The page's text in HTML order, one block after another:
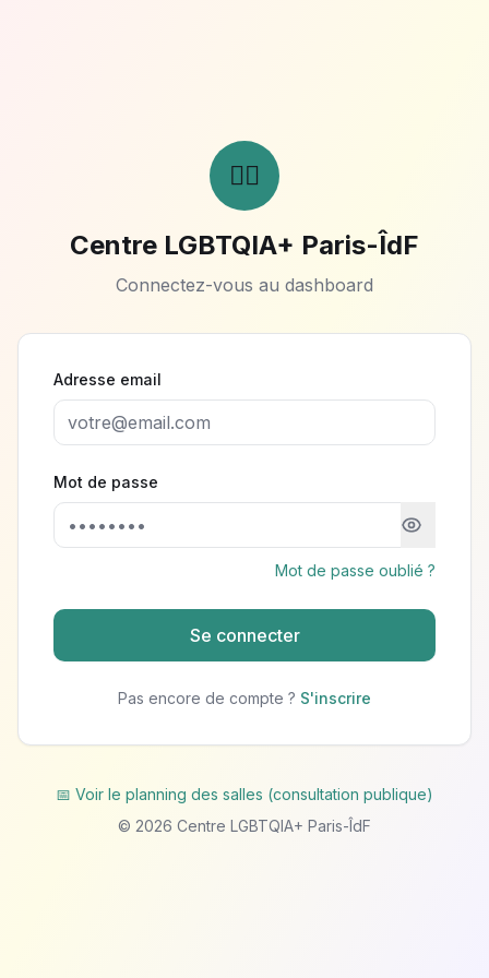
🏳️‍🌈
Centre LGBTQIA+ Paris-ÎdF
Connectez-vous au dashboard
Adresse email
Mot de passe
Mot de passe oublié ?
Se connecter
Pas encore de compte ? S'inscrire
📅 Voir le planning des salles (consultation publique)
© 2026 Centre LGBTQIA+ Paris-ÎdF